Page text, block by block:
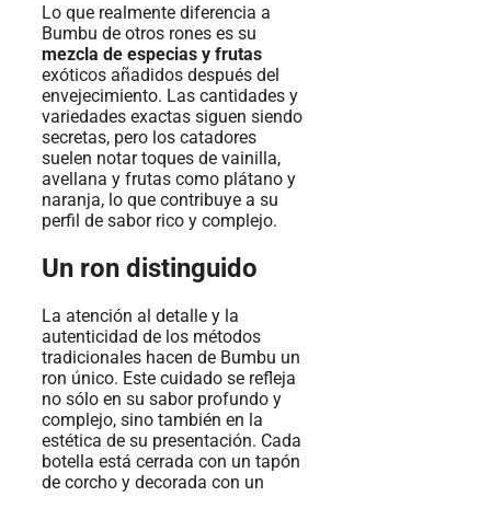
Lo que realmente diferencia a
Bumbu de otros rones es su
mezcla de especias y frutas
exóticos añadidos después del
envejecimiento. Las cantidades y
variedades exactas siguen siendo
secretas, pero los catadores
suelen notar toques de vainilla,
avellana y frutas como plátano y
naranja, lo que contribuye a su
perfil de sabor rico y complejo.
Un ron distinguido
La atención al detalle y la
autenticidad de los métodos
tradicionales hacen de Bumbu un
ron único. Este cuidado se refleja
no sólo en su sabor profundo y
complejo, sino también en la
estética de su presentación. Cada
botella está cerrada con un tapón
de corcho y decorada con un